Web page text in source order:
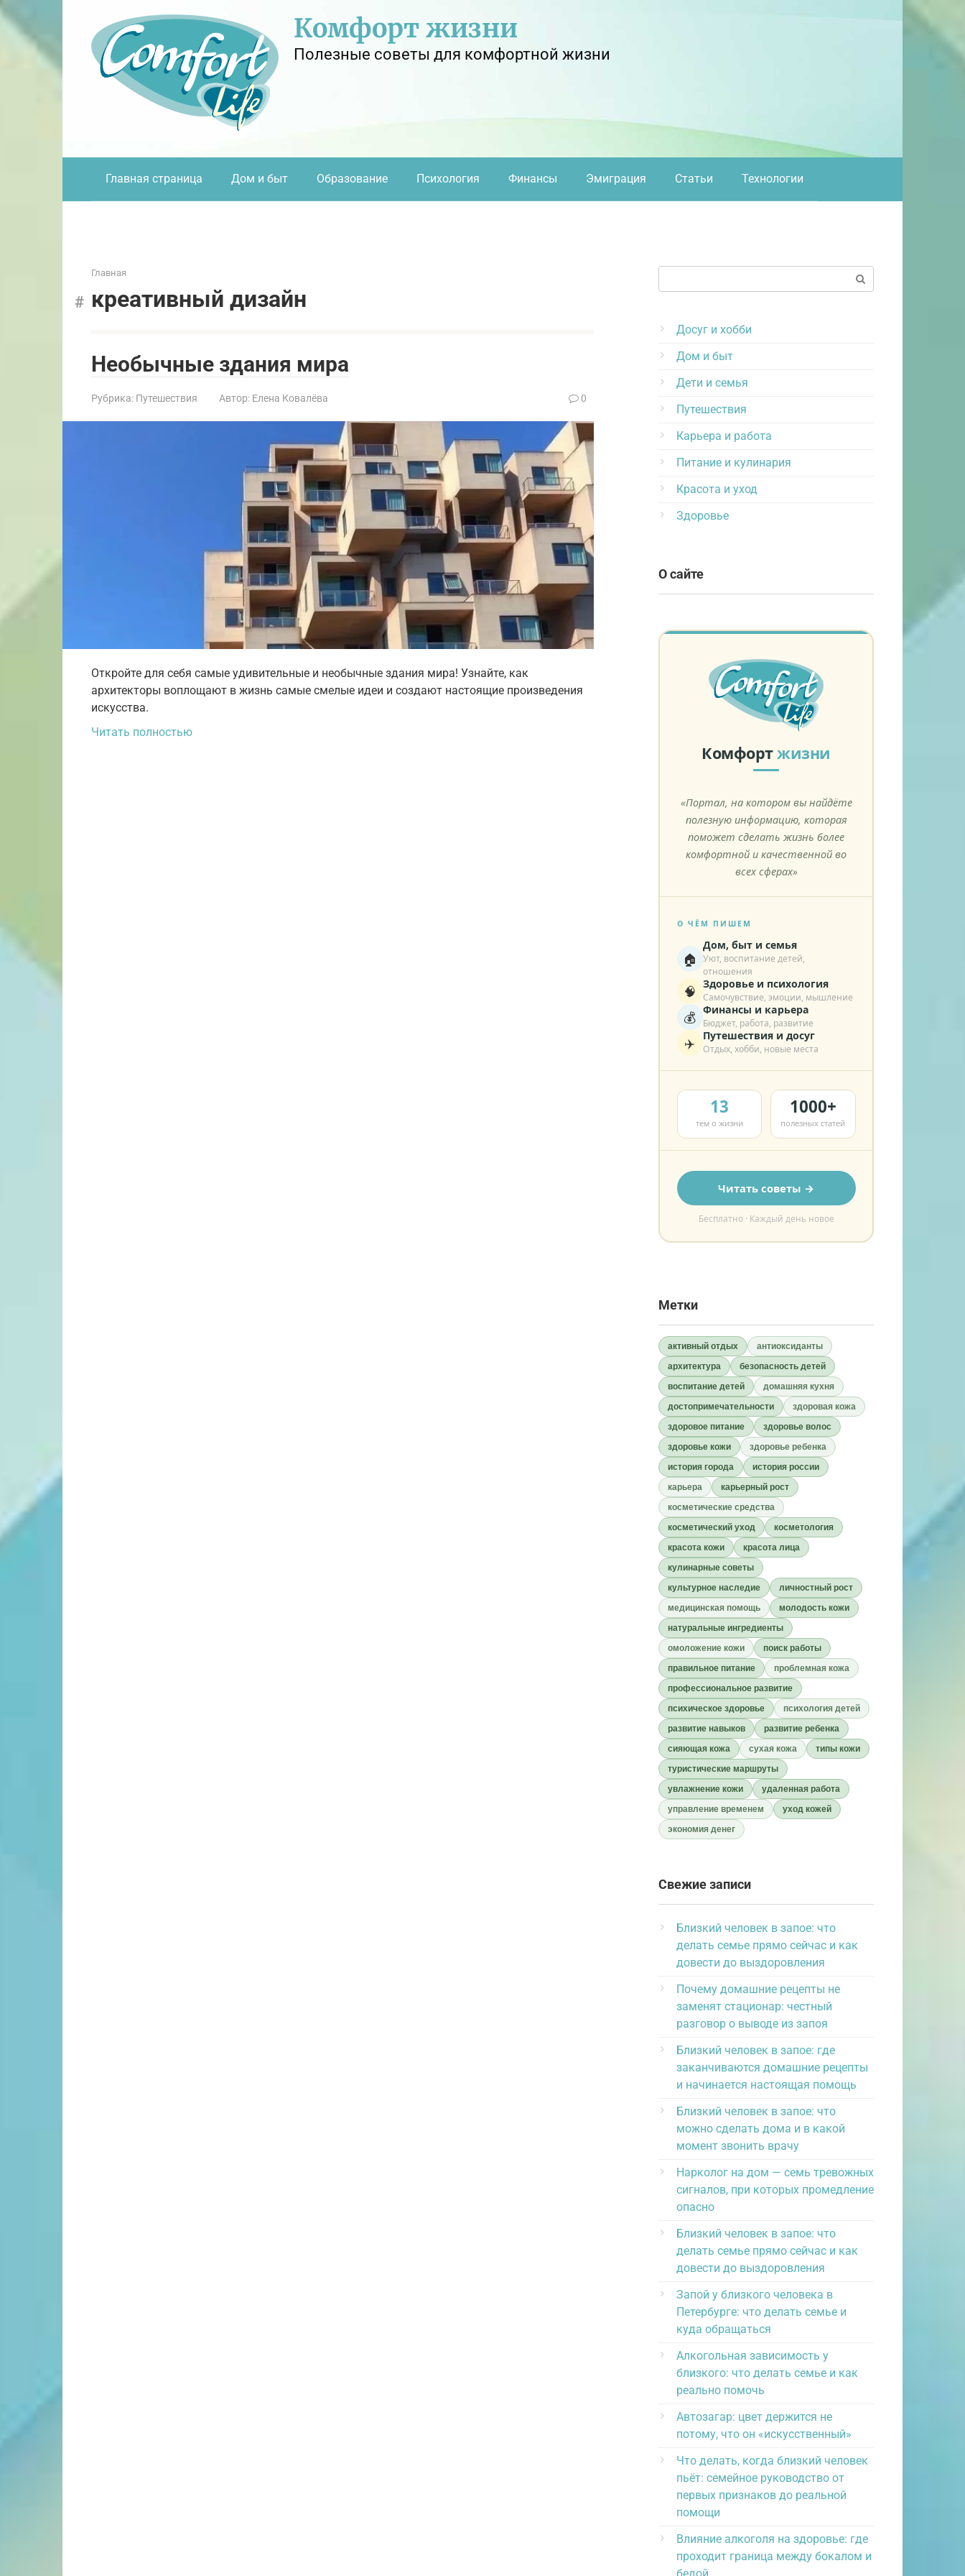
Перейти
контенту
Комфорт жизни
Полезные советы для комфортной жизни
Главная страница Дом и быт Образование Психология Финансы Эмиграция Статьи Технологии
Главная
креативный дизайн
Необычные здания мира
Рубрика: Путешествия Автор: Елена Ковалёва 0
Откройте для себя самые удивительные и необычные здания мира! Узнайте, как
архитекторы воплощают в жизнь самые смелые идеи и создают настоящие произведения
искусства.
Читать полностью
Досуг и хобби
Дом и быт
Дети и семья
Путешествия
Карьера и работа
Питание и кулинария
Красота и уход
Здоровье
О сайте
Комфортжизни
«Портал, на котором вы найдёте
полезную информацию, которая
поможет сделать жизнь более
комфортной и качественной во
всех сферах»
О ЧЁМ ПИШЕМ
🏠
Дом, быт и семья
Уют, воспитание детей,
отношения
🧠 Здоровье и психология
Самочувствие, эмоции, мышление
💰 Финансы и карьера
Бюджет, работа, развитие
✈️ Путешествия и досуг
Отдых, хобби, новые места
13
тем о жизни
1000+
полезных статей
Читать советы →
Бесплатно · Каждый день новое
Метки
активный отдых
антиоксиданты
архитектура
безопасность детей
воспитание детей
домашняя кухня
достопримечательности
здоровая кожа
здоровое питание
здоровье волос
здоровье кожи
здоровье ребенка
история города
история россии
карьера
карьерный рост
косметические средства
косметический уход
косметология
красота кожи
красота лица
кулинарные советы
культурное наследие
личностный рост
медицинская помощь
молодость кожи
натуральные ингредиенты
омоложение кожи
поиск работы
правильное питание
проблемная кожа
профессиональное развитие
психическое здоровье
психология детей
развитие навыков
развитие ребенка
сияющая кожа
сухая кожа
типы кожи
туристические маршруты
увлажнение кожи
удаленная работа
управление временем
уход кожей
экономия денег
Свежие записи
Близкий человек в запое: что
делать семье прямо сейчас и как
довести до выздоровления
Почему домашние рецепты не
заменят стационар: честный
разговор о выводе из запоя
Близкий человек в запое: где
заканчиваются домашние рецепты
и начинается настоящая помощь
Близкий человек в запое: что
можно сделать дома и в какой
момент звонить врачу
Нарколог на дом — семь тревожных
сигналов, при которых промедление
опасно
Близкий человек в запое: что
делать семье прямо сейчас и как
довести до выздоровления
Запой у близкого человека в
Петербурге: что делать семье и
куда обращаться
Алкогольная зависимость у
близкого: что делать семье и как
реально помочь
Автозагар: цвет держится не
потому, что он «искусственный»
Что делать, когда близкий человек
пьёт: семейное руководство от
первых признаков до реальной
помощи
Влияние алкоголя на здоровье: где
проходит граница между бокалом и